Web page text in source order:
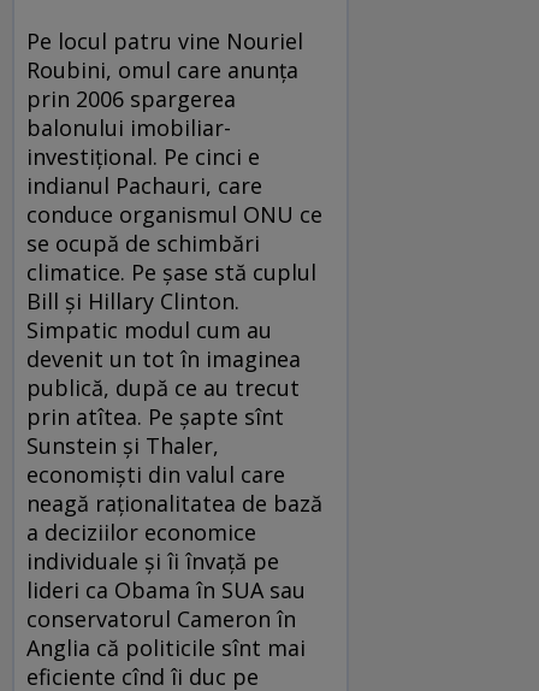
Pe locul patru vine Nouriel
Roubini, omul care anunţa
prin 2006 spargerea
balonului imobiliar-
investiţional. Pe cinci e
indianul Pachauri, care
conduce organismul ONU ce
se ocupă de schimbări
climatice. Pe şase stă cuplul
Bill şi Hillary Clinton.
Simpatic modul cum au
devenit un tot în imaginea
publică, după ce au trecut
prin atîtea. Pe şapte sînt
Sunstein şi Thaler,
economişti din valul care
neagă raţionalitatea de bază
a deciziilor economice
individuale şi îi învaţă pe
lideri ca Obama în SUA sau
conservatorul Cameron în
Anglia că politicile sînt mai
eficiente cînd îi duc pe